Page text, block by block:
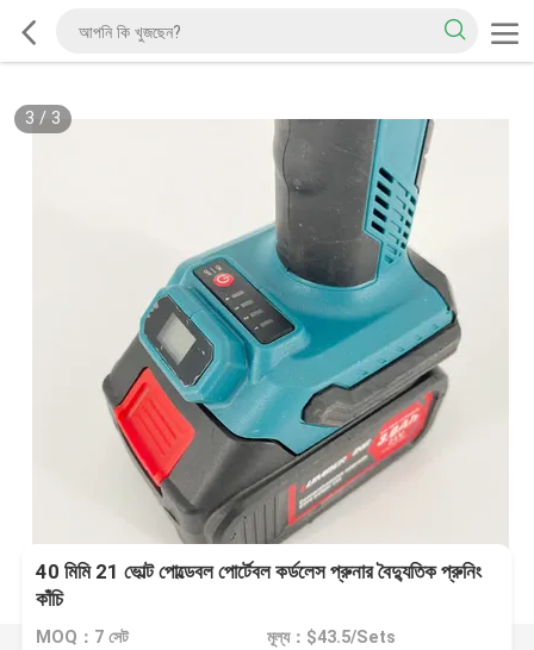
3 / 3
40 মিমি 21 ভোল্ট পোল্ডেবল পোর্টেবল কর্ডলেস প্রুনার বৈদ্যুতিক প্রুনিং
কাঁচি
MOQ：7 সেট মূল্য：$43.5/Sets